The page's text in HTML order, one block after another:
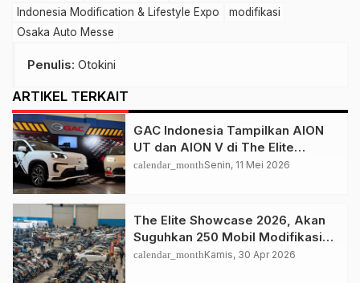
Indonesia Modification & Lifestyle Expo
modifikasi
Osaka Auto Messe
Penulis: Otokini
ARTIKEL TERKAIT
GAC Indonesia Tampilkan AION
UT dan AION V di The Elite
Showcase 2026
calendar_monthSenin, 11 Mei 2026
The Elite Showcase 2026, Akan
Suguhkan 250 Mobil Modifikasi
Kelas Atas
calendar_monthKamis, 30 Apr 2026